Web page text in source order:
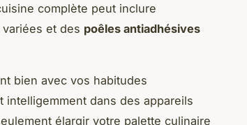
complète peut inclure
et des poêles antiadhésives
bien avec vos habitudes
dans des appareils
élargir votre palette culinaire